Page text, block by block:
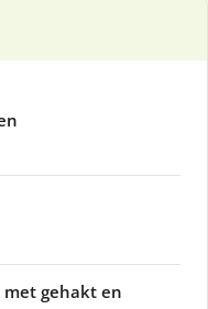
met gehakt en